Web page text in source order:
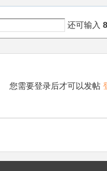
还可输入
您需要登录后才可以发帖